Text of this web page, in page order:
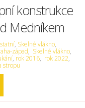
konstrukce
Medníkem
, Skelné vlákno,
západ, Skelné vlákno,
, rok 2016, rok 2022,
stropu